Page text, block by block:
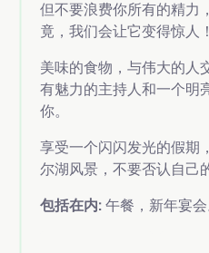
但不要浪费你所有的精力
竟，我们会让它变得惊人！
美味的食物，与伟大的人
有魅力的主持人和一个明
你。
享受一个闪闪发光的假期
尔湖风景，不要否认自己
包括在内: 午餐，新年宴会